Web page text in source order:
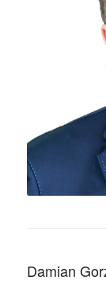
Damian